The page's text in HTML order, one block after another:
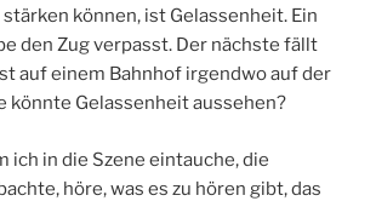
können, ist Gelassenheit. Ein
den Zug verpasst. Der nächste fällt
auf einem Bahnhof irgendwo auf der
könnte Gelassenheit aussehen?
ich in die Szene eintauche, die
höre, was es zu hören gibt, das